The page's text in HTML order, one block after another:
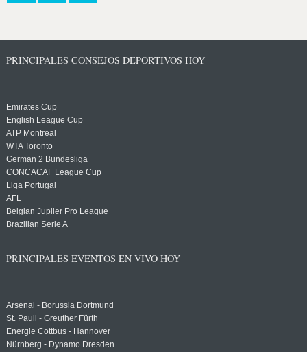
PRINCIPALES CONSEJOS DEPORTIVOS HOY
Emirates Cup
English League Cup
ATP Montreal
WTA Toronto
German 2 Bundesliga
CONCACAF League Cup
Liga Portugal
AFL
Belgian Jupiler Pro League
Brazilian Serie A
PRINCIPALES EVENTOS EN VIVO HOY
Arsenal - Borussia Dortmund
St. Pauli - Greuther Fürth
Energie Cottbus - Hannover
Nürnberg - Dynamo Dresden